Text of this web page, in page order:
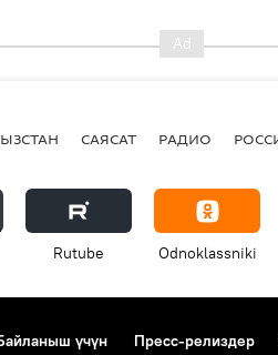
САЯСАТ РАДИО
Rutube Odnoklassniki
үчүн Пресс-релиздер